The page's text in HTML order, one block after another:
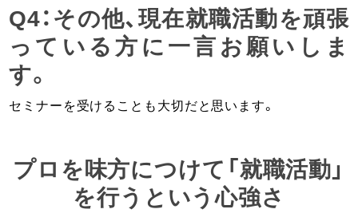
Q4：その他、現在就職活動を頑張
っている方に一言お願いしま
す。
セミナーを受けることも大切だと思います。
プロを味方につけて「就職活動」
を行うという心強さ